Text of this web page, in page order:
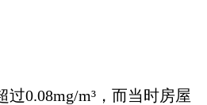
0.08mg/m³，而当时房屋